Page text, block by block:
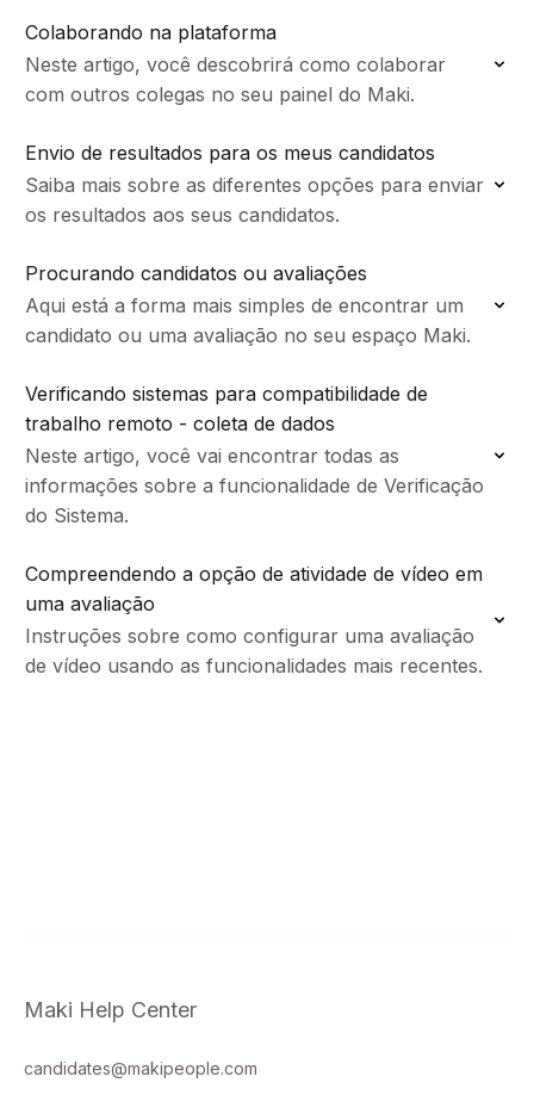
Colaborando na plataforma
Neste artigo, você descobrirá como colaborar
com outros colegas no seu painel do Maki.
Envio de resultados para os meus candidatos
Saiba mais sobre as diferentes opções para enviar
os resultados aos seus candidatos.
Procurando candidatos ou avaliações
Aqui está a forma mais simples de encontrar um
candidato ou uma avaliação no seu espaço Maki.
Verificando sistemas para compatibilidade de
trabalho remoto - coleta de dados
Neste artigo, você vai encontrar todas as
informações sobre a funcionalidade de Verificação
do Sistema.
Compreendendo a opção de atividade de vídeo em
uma avaliação
Instruções sobre como configurar uma avaliação
de vídeo usando as funcionalidades mais recentes.
Maki Help Center
candidates@makipeople.com